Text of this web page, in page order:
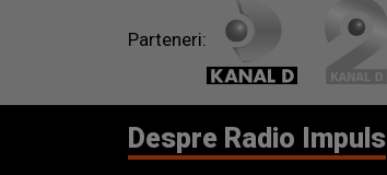
Parteneri:
Despre Radio Impuls